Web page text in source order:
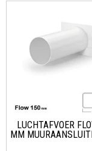
LUCHTAFVOER
MM